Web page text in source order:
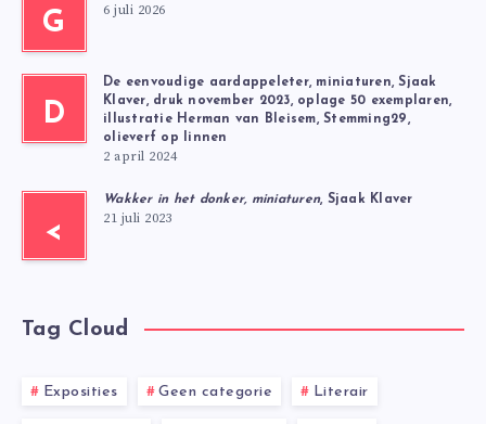
G 6 juli 2026
D
De eenvoudige aardappeleter, miniaturen, Sjaak
Klaver, druk november 2023, oplage 50 exemplaren,
illustratie Herman van Bleisem, Stemming29,
olieverf op linnen
2 april 2024
<
Wakker in het donker, miniaturen, Sjaak Klaver
21 juli 2023
Tag Cloud
Exposities Geen categorie Literair